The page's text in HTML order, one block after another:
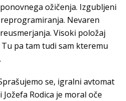
ožičenja. Izgubljeni
Nevaren
Visoki položaj
pa tam tudi sam kteremu
se, igralni avtomat
Rodica je moral oče